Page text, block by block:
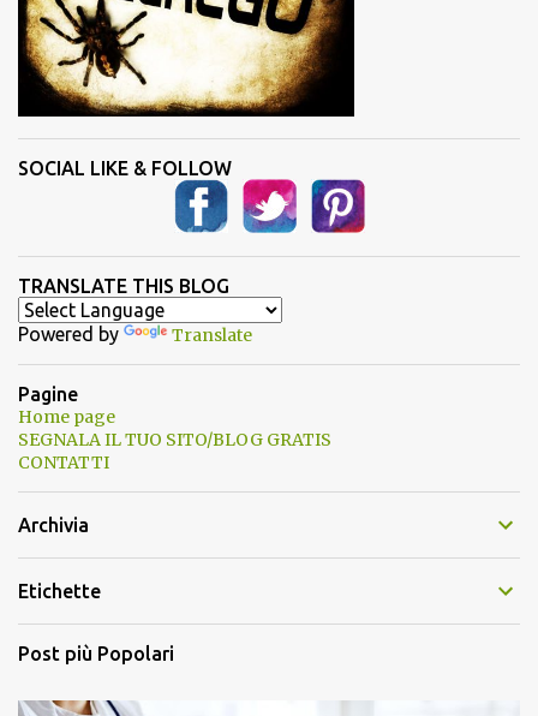
SOCIAL LIKE & FOLLOW
TRANSLATE THIS BLOG
Powered by Translate
Pagine
Home page
SEGNALA IL TUO SITO/BLOG GRATIS
CONTATTI
Archivia
Etichette
Post più Popolari